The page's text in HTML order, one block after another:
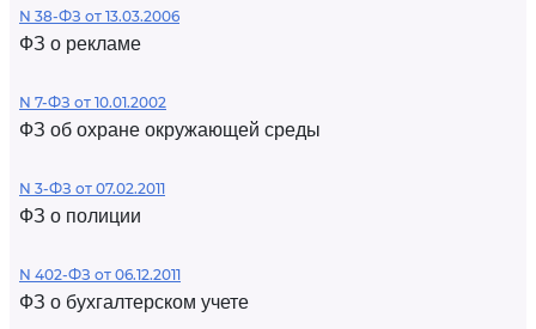
N 38-ФЗ от 13.03.2006
ФЗ о рекламе
N 7-ФЗ от 10.01.2002
ФЗ об охране окружающей среды
N 3-ФЗ от 07.02.2011
ФЗ о полиции
N 402-ФЗ от 06.12.2011
ФЗ о бухгалтерском учете